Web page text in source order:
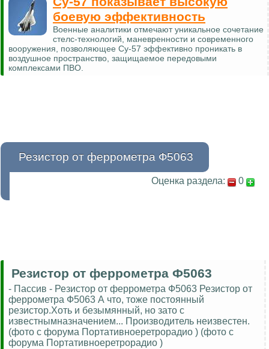
боевую эффективность
Военные аналитики отмечают уникальное сочетание
стелс-технологий, маневренности и современного
вооружения, позволяющее Су-57 эффективно проникать в
воздушное пространство, защищаемое передовыми
комплексами ПВО.
Резистор от феррометра Ф5063
Оценка раздела: 0
Резистор от феррометра Ф5063
- Пассив - Резистор от феррометра Ф5063 Резистор от
феррометра Ф5063 А что, тоже постоянный
резистор.Хоть и безымянный, но зато с
известнымназначением... Производитель неизвестен.
(фото с форума Портативноеретрорадио ) (фото с
форума Портативноеретрорадио )